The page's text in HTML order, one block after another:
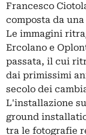
Francesco
composta da
Le immagini
Ercolano e
passata, il cui
dai primissimi
secolo dei
L'installazione
ground
tra le fotografie